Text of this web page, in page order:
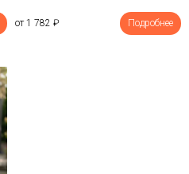
от 1 782 ₽ Подробнее